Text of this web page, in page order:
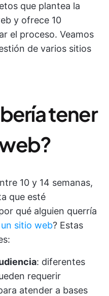
que plantea la
y ofrece 10
el proceso. Veamos
de varios sitios
tener
10 y 14 semanas,
que esté
qué alguien querría
sitio web? Estas
: diferentes
requerir
atender a bases